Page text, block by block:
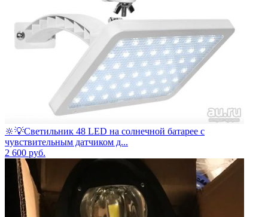
🔆💡Светильник 48 LED на солнечной батарее с
чувствительным датчиком д...
2 600 руб.